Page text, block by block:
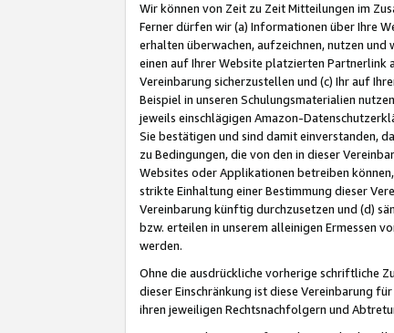
Wir können von Zeit zu Zeit Mitteilungen im
Ferner dürfen wir (a) Informationen über Ihre
erhalten überwachen, aufzeichnen, nutzen
einen auf Ihrer Website platzierten Partnerlink
Vereinbarung sicherzustellen und (c) Ihr auf
Beispiel in unseren Schulungsmaterialien
jeweils einschlägigen Amazon-
Sie bestätigen und sind damit einverstanden,
zu Bedingungen, die von den in dieser
Websites oder Applikationen betreiben
strikte Einhaltung einer Bestimmung dieser
Vereinbarung künftig durchzusetzen und (d)
bzw. erteilen in unserem alleinigen Ermessen
werden.
Ohne die ausdrückliche vorherige schriftliche
dieser Einschränkung ist diese Vereinbarung
ihren jeweiligen Rechtsnachfolgern und